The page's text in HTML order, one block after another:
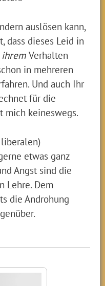
auslösen kann,
dass dieses Leid in
ihremVerhalten
in mehreren
Und auch Ihr
für die
mich keineswegs.
etwas ganz
Angst sind die
Lehre. Dem
die Androhung